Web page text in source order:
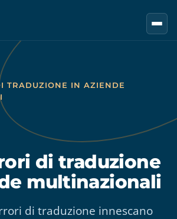
TRADUZIONE IN AZIENDE
di traduzione
multinazionali
di traduzione innescano